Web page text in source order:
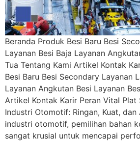
Beranda Produk Besi Baru Besi
Layanan Besi Baja Layanan
Tua Tentang Kami Artikel Kontak
Besi Baru Besi Secondary Layanan
Layanan Angkutan Besi Layanan
Artikel Kontak Karir Peran Vital Plat
Industri Otomotif: Ringan, Kuat, dan
industri otomotif, pemilihan bahan
sangat krusial untuk mencapai